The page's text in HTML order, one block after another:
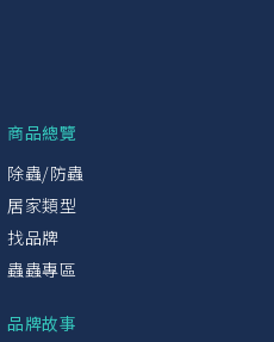
商品總覽
除蟲/防蟲
居家類型
找品牌
蟲蟲專區
品牌故事